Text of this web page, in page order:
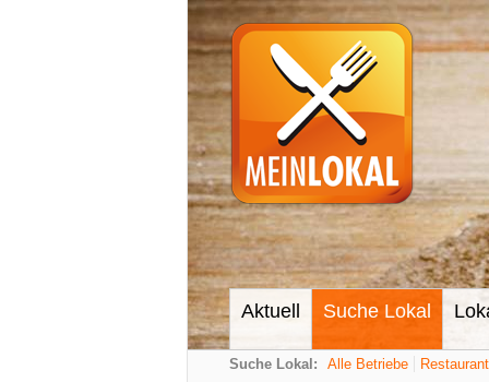
Aktuell Suche Lokal
Suche Lokal: Alle Betriebe